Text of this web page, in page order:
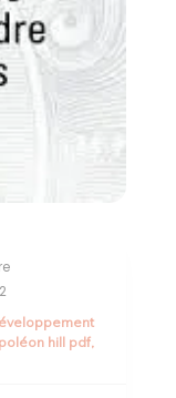
on
PDF
de
hill pdf,